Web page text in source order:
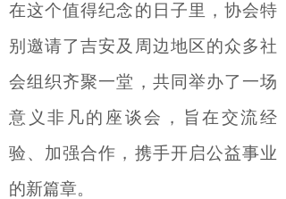
在这个值得纪念的日子里，协会特
别邀请了吉安及周边地区的众多社
会组织齐聚一堂，共同举办了一场
意义非凡的座谈会，旨在交流经
验、加强合作，携手开启公益事业
的新篇章。